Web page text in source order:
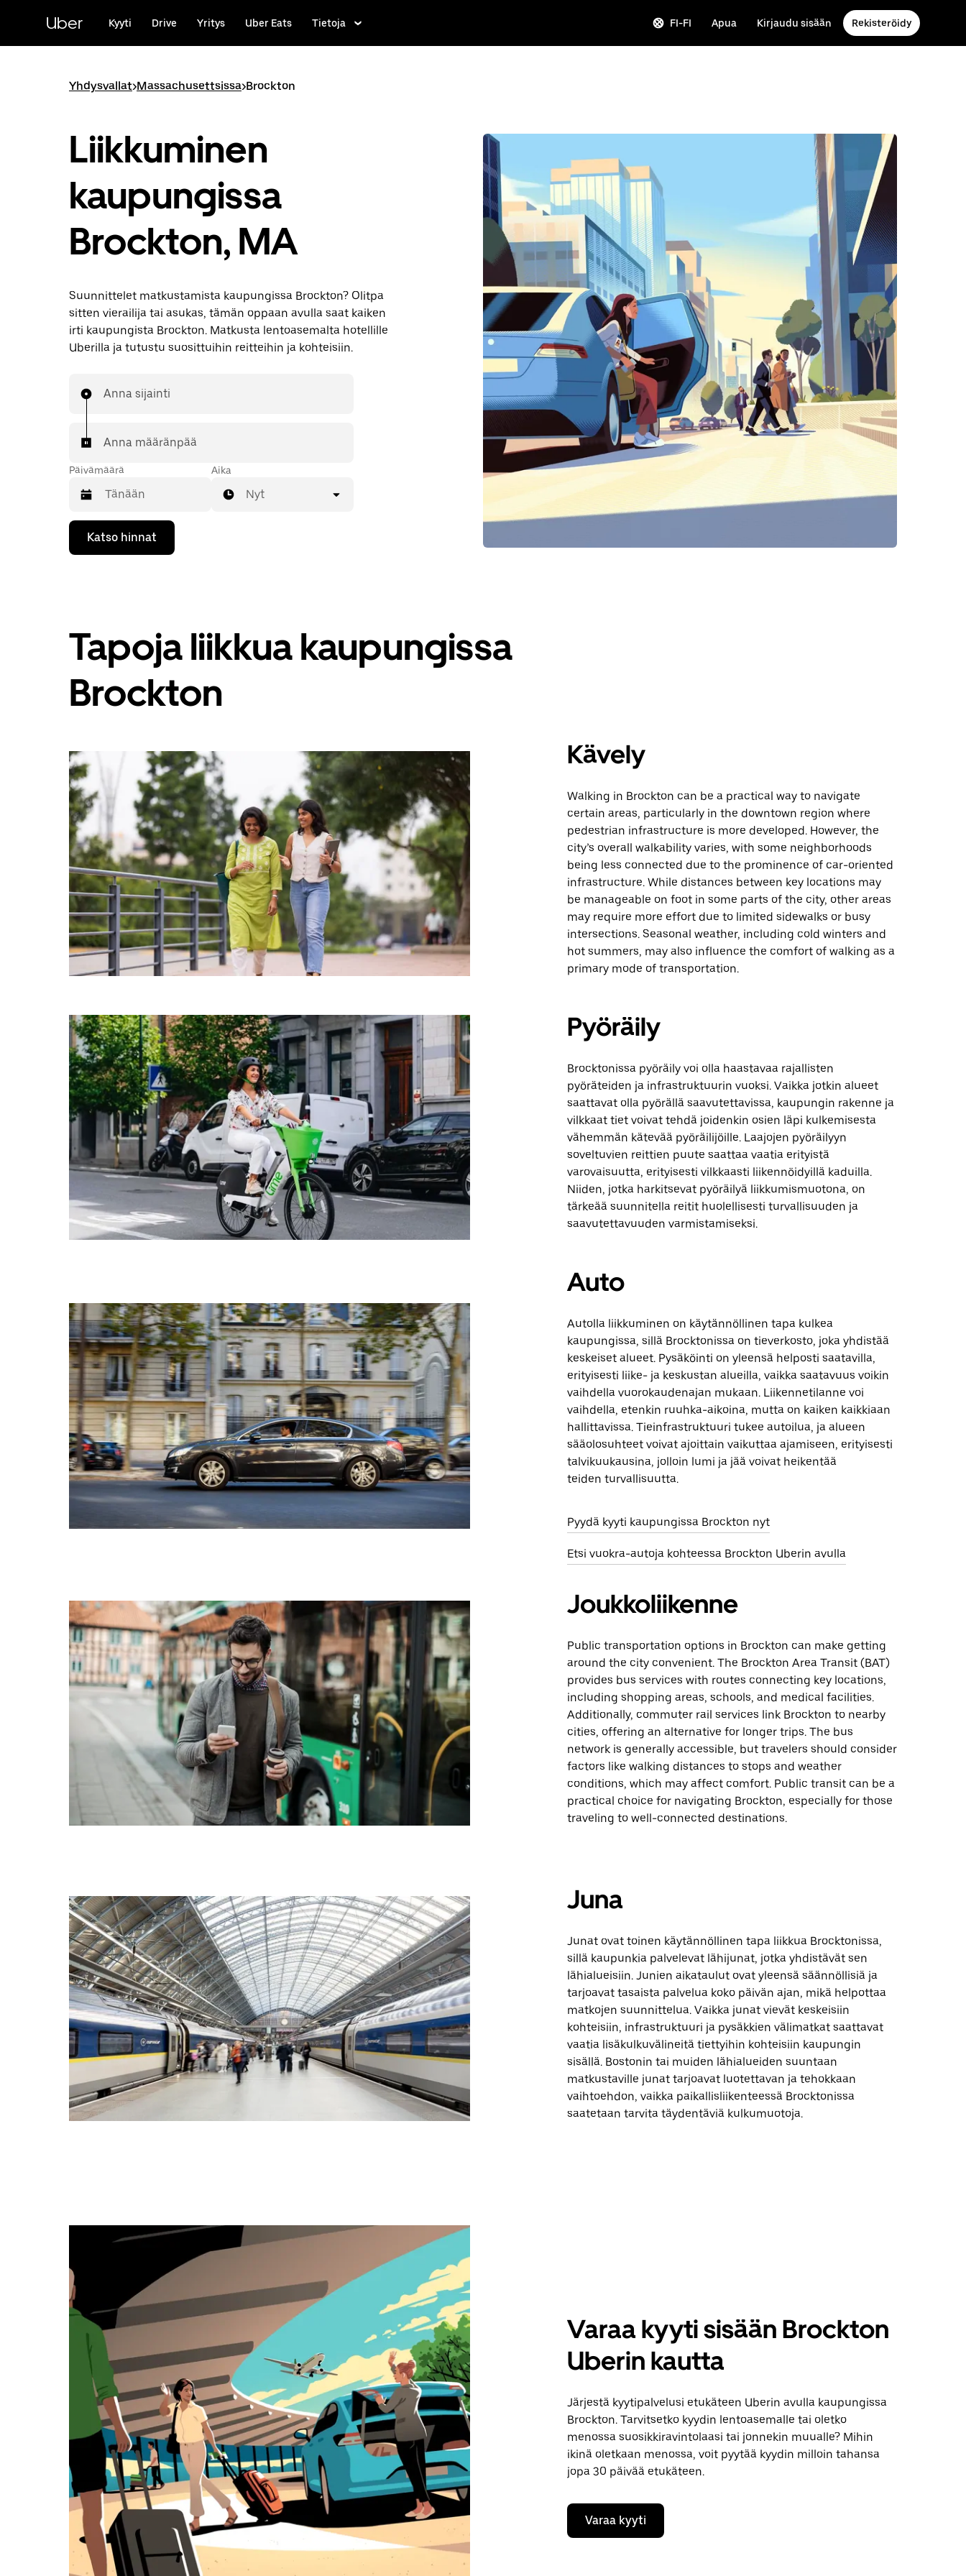
pääsisältöön
Uber Kyyti Drive Yritys Uber Eats Tietoja FI-FI Apua Kirjaudu sisään Rekisteröidy
Yhdysvallat>Massachusettsissa>Brockton
Liikkuminen
kaupungissa
Brockton, MA
Suunnittelet matkustamista kaupungissa Brockton? Olitpa
sitten vierailija tai asukas, tämän oppaan avulla saat kaiken
irti kaupungista Brockton. Matkusta lentoasemalta hotellille
Uberilla ja tutustu suosittuihin reitteihin ja kohteisiin.
Anna sijainti
Anna määränpää
Päivämäärä
Valitse
päivämäärä
kalenterissa
Esc-
painikkeella.
Aika
Nyt
Katso hinnat
Tapoja liikkua kaupungissa
Brockton
Kävely
Walking in Brockton can be a practical way to navigate
certain areas, particularly in the downtown region where
pedestrian infrastructure is more developed. However, the
city’s overall walkability varies, with some neighborhoods
being less connected due to the prominence of car-oriented
infrastructure. While distances between key locations may
be manageable on foot in some parts of the city, other areas
may require more effort due to limited sidewalks or busy
intersections. Seasonal weather, including cold winters and
hot summers, may also influence the comfort of walking as a
primary mode of transportation.
Pyöräily
Brocktonissa pyöräily voi olla haastavaa rajallisten
pyöräteiden ja infrastruktuurin vuoksi. Vaikka jotkin alueet
saattavat olla pyörällä saavutettavissa, kaupungin rakenne ja
vilkkaat tiet voivat tehdä joidenkin osien läpi kulkemisesta
vähemmän kätevää pyöräilijöille. Laajojen pyöräilyyn
soveltuvien reittien puute saattaa vaatia erityistä
varovaisuutta, erityisesti vilkkaasti liikennöidyillä kaduilla.
Niiden, jotka harkitsevat pyöräilyä liikkumismuotona, on
tärkeää suunnitella reitit huolellisesti turvallisuuden ja
saavutettavuuden varmistamiseksi.
Auto
Autolla liikkuminen on käytännöllinen tapa kulkea
kaupungissa, sillä Brocktonissa on tieverkosto, joka yhdistää
keskeiset alueet. Pysäköinti on yleensä helposti saatavilla,
erityisesti liike- ja keskustan alueilla, vaikka saatavuus voikin
vaihdella vuorokaudenajan mukaan. Liikennetilanne voi
vaihdella, etenkin ruuhka-aikoina, mutta on kaiken kaikkiaan
hallittavissa. Tieinfrastruktuuri tukee autoilua, ja alueen
sääolosuhteet voivat ajoittain vaikuttaa ajamiseen, erityisesti
talvikuukausina, jolloin lumi ja jää voivat heikentää
teiden turvallisuutta.
Pyydä kyyti kaupungissa Brockton nyt
Etsi vuokra-autoja kohteessa Brockton Uberin avulla
Joukkoliikenne
Public transportation options in Brockton can make getting
around the city convenient. The Brockton Area Transit (BAT)
provides bus services with routes connecting key locations,
including shopping areas, schools, and medical facilities.
Additionally, commuter rail services link Brockton to nearby
cities, offering an alternative for longer trips. The bus
network is generally accessible, but travelers should consider
factors like walking distances to stops and weather
conditions, which may affect comfort. Public transit can be a
practical choice for navigating Brockton, especially for those
traveling to well-connected destinations.
Juna
Junat ovat toinen käytännöllinen tapa liikkua Brocktonissa,
sillä kaupunkia palvelevat lähijunat, jotka yhdistävät sen
lähialueisiin. Junien aikataulut ovat yleensä säännöllisiä ja
tarjoavat tasaista palvelua koko päivän ajan, mikä helpottaa
matkojen suunnittelua. Vaikka junat vievät keskeisiin
kohteisiin, infrastruktuuri ja pysäkkien välimatkat saattavat
vaatia lisäkulkuvälineitä tiettyihin kohteisiin kaupungin
sisällä. Bostonin tai muiden lähialueiden suuntaan
matkustaville junat tarjoavat luotettavan ja tehokkaan
vaihtoehdon, vaikka paikallisliikenteessä Brocktonissa
saatetaan tarvita täydentäviä kulkumuotoja.
Varaa kyyti sisään Brockton
Uberin kautta
Järjestä kyytipalvelusi etukäteen Uberin avulla kaupungissa
Brockton. Tarvitsetko kyydin lentoasemalle tai oletko
menossa suosikkiravintolaasi tai jonnekin muualle? Mihin
ikinä oletkaan menossa, voit pyytää kyydin milloin tahansa
jopa 30 päivää etukäteen.
Varaa kyyti